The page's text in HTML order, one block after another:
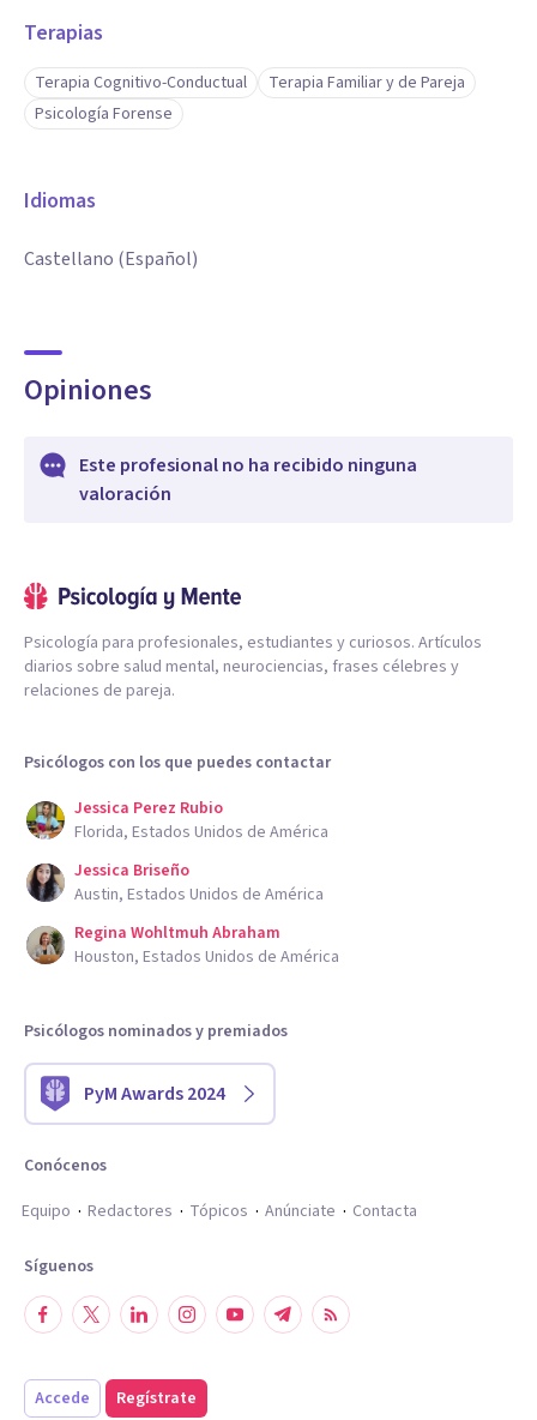
Terapias
Terapia Cognitivo-Conductual
Terapia Familiar y de Pareja
Psicología Forense
Idiomas
Castellano (Español)
Opiniones
Este profesional no ha recibido ninguna
valoración
Psicología para profesionales, estudiantes y curiosos. Artículos
diarios sobre salud mental, neurociencias, frases célebres y
relaciones de pareja.
Psicólogos con los que puedes contactar
Jessica Perez Rubio
Florida, Estados Unidos de América
Jessica Briseño
Austin, Estados Unidos de América
Regina Wohltmuh Abraham
Houston, Estados Unidos de América
Psicólogos nominados y premiados
PyM Awards 2024
Conócenos
Equipo
Redactores Tópicos Anúnciate Contacta
Síguenos
Accede Regístrate